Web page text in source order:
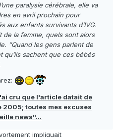
paralysie cérébrale, elle va
en avril prochain pour
aux enfants survivants d’IVG.
de la femme, quels sont alors
“Quand les gens parlent de
qu’ils sachent que ces bébés
cru que l'article datait de
2005; toutes mes excuses
news"…
impliquait